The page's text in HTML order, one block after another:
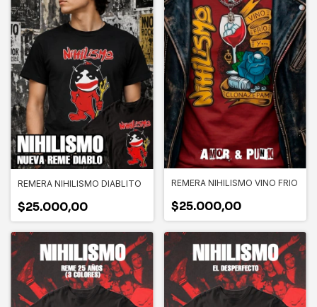
REMERA NIHILISMO DIABLITO
$25.000,00
REMERA NIHILISMO VINO FRIO
$25.000,00